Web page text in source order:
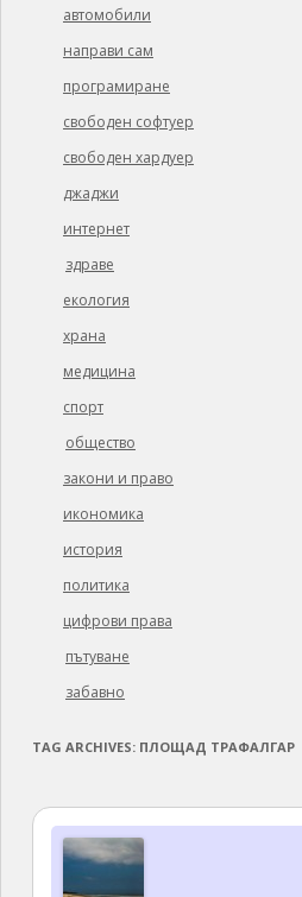
автомобили
направи сам
програмиране
свободен софтуер
свободен хардуер
джаджи
интернет
здраве
екология
храна
медицина
спорт
общество
закони и право
икономика
история
политика
цифрови права
пътуване
забавно
TAG ARCHIVES: ПЛОЩАД ТРАФАЛГАР